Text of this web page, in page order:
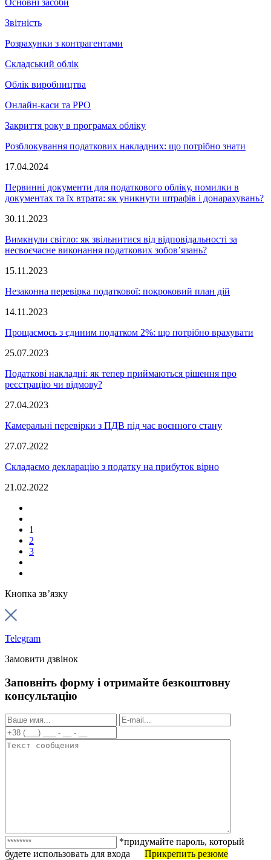
Звітність
Розрахунки з контрагентами
Складський облік
Облік виробництва
Онлайн-каси та РРО
Закриття року в програмах обліку
Розблокування податкових накладних: що потрібно знати
17.04.2024
Первинні документи для податкового обліку, помилки в
документах та їх втрата: як уникнути штрафів і донарахувань?
30.11.2023
Вимкнули світло: як звільнитися від відповідальності за
несвоєчасне виконання податкових зобов’язань?
15.11.2023
Незаконна перевірка податкової: покроковий план дій
14.11.2023
Прощаємось з єдиним податком 2%: що потрібно врахувати
25.07.2023
Податкові накладні: як тепер приймаються рішення про
реєстрацію чи відмову?
27.04.2023
Камеральні перевірки з ПДВ під час воєнного стану
27.07.2022
Складаємо декларацію з податку на прибуток вірно
21.02.2022
1
2
3
Кнопка зв’язку
Telegram
Замовити дзвінок
Заповніть форму і отримайте безкоштовну
консультацію
*придумайте пароль, который
будете использовать для входа
Прикрепить резюме